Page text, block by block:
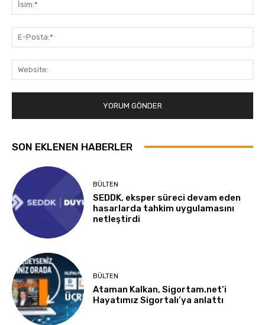
SON EKLENEN HABERLER
BÜLTEN
SEDDK, eksper süreci devam eden
hasarlarda tahkim uygulamasını
netleştirdi
BÜLTEN
Ataman Kalkan, Sigortam.net’i
Hayatımız Sigortalı’ya anlattı